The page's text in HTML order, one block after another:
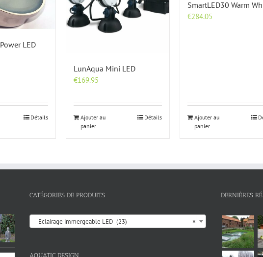
LED
Détails
LunAqua Mini LED
€169.95
Ajouter au
panier
Détails
SmartLED30 Warm
€284.05
Ajouter au
panier
CATÉGORIES DE PRODUITS
×
Eclairage immergeable LED (23)
AQUATIC DESIGN
DERNIÈRES